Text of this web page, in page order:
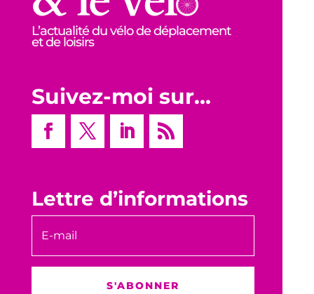
L’actualité du vélo de déplacement
et de loisirs
Suivez-moi sur…
Lettre d’informations
S'ABONNER